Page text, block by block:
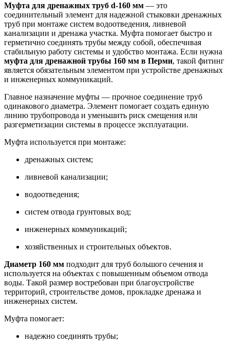
Муфта для дренажных труб d-160 мм — это
соединительный элемент для надежной стыковки дренажных
труб при монтаже систем водоотведения, ливневой
канализации и дренажа участка. Муфта помогает быстро и
герметично соединять трубы между собой, обеспечивая
стабильную работу системы и удобство монтажа. Если нужна
муфта для дренажной трубы 160 мм в Перми, такой фитинг
является обязательным элементом при устройстве дренажных
и инженерных коммуникаций.
Главное назначение муфты — прочное соединение труб
одинакового диаметра. Элемент помогает создать единую
линию трубопровода и уменьшить риск смещения или
разгерметизации системы в процессе эксплуатации.
Муфта используется при монтаже:
дренажных систем;
ливневой канализации;
водоотведения;
систем отвода грунтовых вод;
инженерных коммуникаций;
хозяйственных и строительных объектов.
Диаметр 160 мм подходит для труб большого сечения и
используется на объектах с повышенным объемом отвода
воды. Такой размер востребован при благоустройстве
территорий, строительстве домов, прокладке дренажа и
инженерных систем.
Муфта помогает:
надежно соединять трубы;